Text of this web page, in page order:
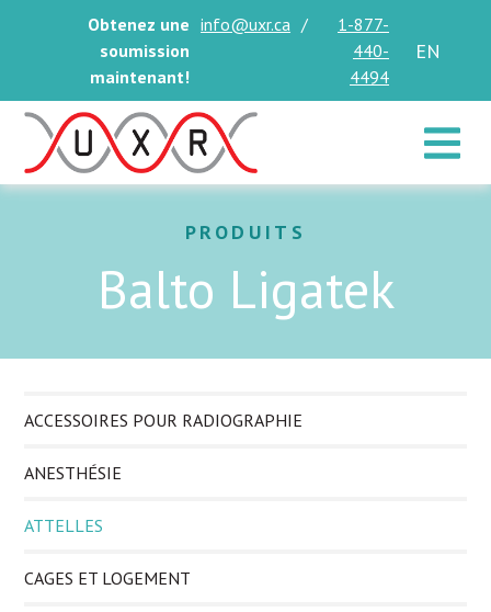
Obtenez une
soumission
maintenant!
info@uxr.ca /
1-877-
440-
4494
EN
Toggle
PRODUITS
Balto Ligatek
ACCESSOIRES POUR RADIOGRAPHIE
ANESTHÉSIE
ATTELLES
CAGES ET LOGEMENT